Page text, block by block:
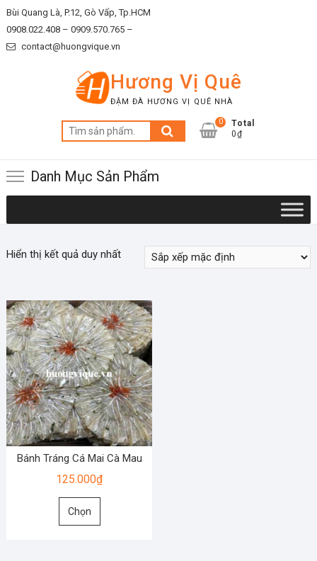
Skip
to
content
Bùi Quang Là, P.12, Gò Vấp, Tp.HCM
0908.022.408 – 0909.570.765 –
contact@huongvique.vn
Hương Vị Quê
ĐẬM ĐÀ HƯƠNG VỊ QUÊ NHÀ
Tìm
kiếm:
0
Total
0₫
Danh Mục Sản Phẩm
Hiển thị kết quả duy nhất
Bánh Tráng Cá Mai Cà Mau
125.000₫
Chọn
Sản